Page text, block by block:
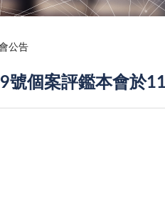
公告
號個案評鑑本會於